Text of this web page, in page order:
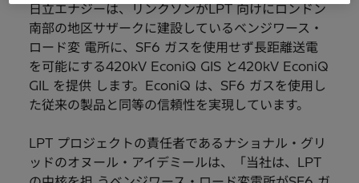
日立エナジーは、リンクソンがLPT 向けにロンドン
南部の地区サザークに建設しているベンジワース・
ロード変 電所に、SF6 ガスを使用せず長距離送電
を可能にする420kV EconiQ GIS と420kV EconiQ
GIL を提供 します。EconiQ は、SF6 ガスを使用し
た従来の製品と同等の信頼性を実現しています。
LPT プロジェクトの責任者であるナショナル・グリ
ッドのオヌール・アイデミールは、「当社は、LPT